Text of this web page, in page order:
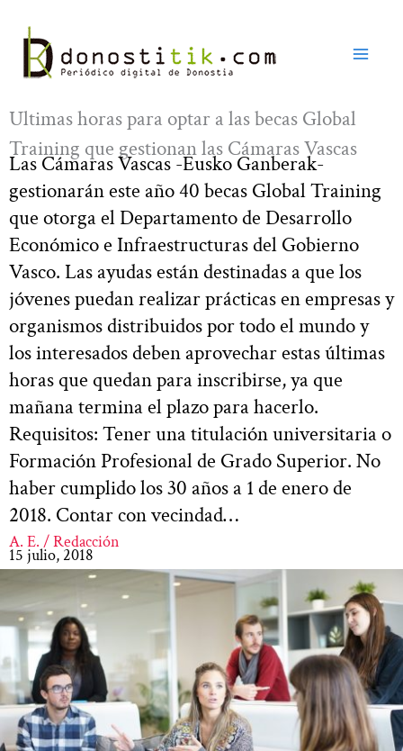
contenido
Últimas horas para optar a las becas Global
Training que gestionan las Cámaras Vascas
Las Cámaras Vascas -Eusko Ganberak-
gestionarán este año 40 becas Global Training
que otorga el Departamento de Desarrollo
Económico e Infraestructuras del Gobierno
Vasco. Las ayudas están destinadas a que los
jóvenes puedan realizar prácticas en empresas y
organismos distribuidos por todo el mundo y
los interesados deben aprovechar estas últimas
horas que quedan para inscribirse, ya que
mañana termina el plazo para hacerlo.
Requisitos: Tener una titulación universitaria o
Formación Profesional de Grado Superior. No
haber cumplido los 30 años a 1 de enero de
2018. Contar con vecindad…
A. E. / Redacción
15 julio, 2018